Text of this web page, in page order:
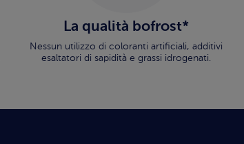
La qualità bofrost*
Nessun utilizzo di coloranti artificiali, additivi
esaltatori di sapidità e grassi idrogenati.